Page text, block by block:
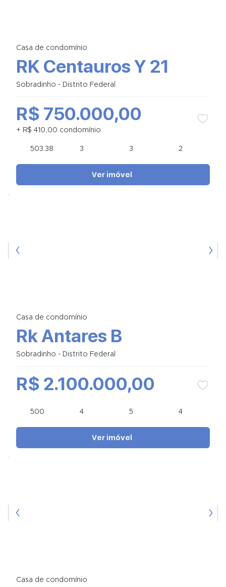
Casa de condomínio
RK Centauros Y 21
Sobradinho - Distrito Federal
503.38 3 3 2
R$ 750.000,00
+ R$ 410,00 condomínio
Ver imóvel
Casa de condomínio
Rk Antares B
Sobradinho - Distrito Federal
500 4 5 4
R$ 2.100.000,00
Ver imóvel
Casa de condomínio